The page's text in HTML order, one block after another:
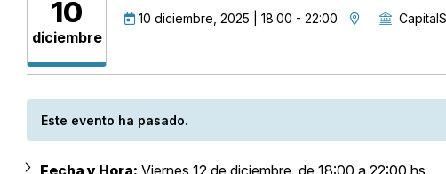
10
diciembre
10 diciembre, 2025 | 18:00 - 22:00
Este evento ha pasado.
Fecha y Hora: Viernes 12 de diciembre, de 18:00 a 22:00 hs.